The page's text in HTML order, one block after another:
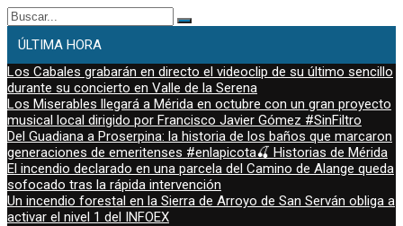
Buscar:
ÚLTIMA HORA
Los Cabales grabarán en directo el videoclip de su último sencillo
durante su concierto en Valle de la Serena
Los Miserables llegará a Mérida en octubre con un gran proyecto
musical local dirigido por Francisco Javier Gómez #SinFiltro
Del Guadiana a Proserpina: la historia de los baños que marcaron
generaciones de emeritenses #enlapicota🍒 Historias de Mérida
El incendio declarado en una parcela del Camino de Alange queda
sofocado tras la rápida intervención
Un incendio forestal en la Sierra de Arroyo de San Serván obliga a
activar el nivel 1 del INFOEX